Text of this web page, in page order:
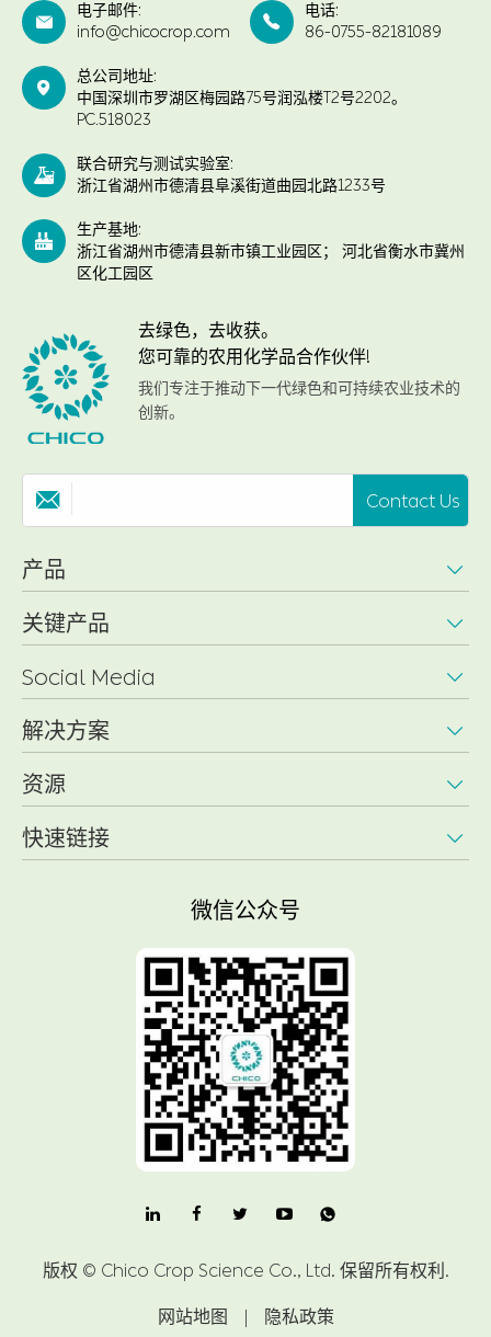

电子邮件:
info@chicocrop.com

电话:
86-0755-82181089

总公司地址:
中国深圳市罗湖区梅园路75号润泓楼T2号2202。
PC.518023

联合研究与测试实验室:
浙江省湖州市德清县阜溪街道曲园北路1233号

生产基地:
浙江省湖州市德清县新市镇工业园区； 河北省衡水市冀州
区化工园区
去绿色，去收获。
您可靠的农用化学品合作伙伴!
我们专注于推动下一代绿色和可持续农业技术的
创新。
 Contact Us
产品 
关键产品 
Social Media 
解决方案 
资源 
快速链接 
微信公众号

版权 © Chico Crop Science Co., Ltd. 保留所有权利.
网站地图 | 隐私政策